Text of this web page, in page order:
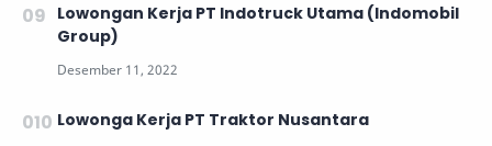
Lowongan Kerja PT Indotruck Utama (Indomobil
Group)
Lowonga Kerja PT Traktor Nusantara